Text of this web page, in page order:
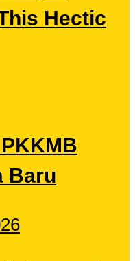
Hectic
Baru